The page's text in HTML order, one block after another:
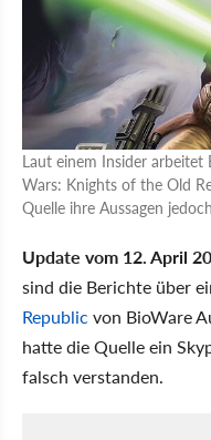
Laut einem Insider
Wars: Knights of the Old
Quelle ihre Aussagen
Update vom 12. April
sind die Berichte über
Republic von BioWare
hatte die Quelle ein
falsch verstanden.